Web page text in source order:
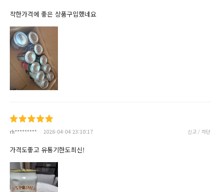
착한가격에 좋은 상품구입했네요
rh********* 2026-04-04 23:10:17 신고 / 차단
가격도좋고 유통기한도최신!